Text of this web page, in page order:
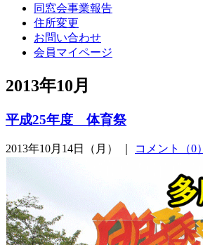
同窓会事業報告
住所変更
お問い合わせ
会員マイページ
2013年10月
平成25年度 体育祭
2013年10月14日（月） ｜ コメント（0）